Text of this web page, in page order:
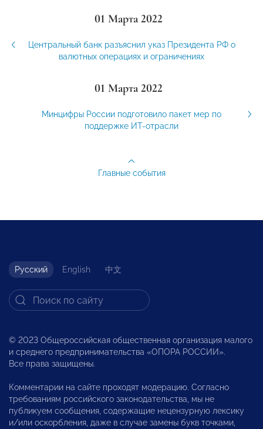
01 Марта 2022
Центральный банк разъяснил указ Президента РФ о
валютных операциях и ограничениях
01 Марта 2022
Минцифры России подготовило пакет мер по
поддержке ИТ-отрасли
Главные события
Русский English 中文
© 2023 Общероссийская общественная организация малого
и среднего предпринимательства «ОПОРА РОССИИ».
Все права защищены.
Комментарии на сайте проходят модерацию. Согласно
требованиям российского законодательства, мы не
публикуем сообщения, содержащие нецензурную лексику
и/или оскорбления, даже в случае замены букв точками,